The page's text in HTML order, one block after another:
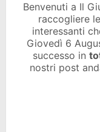
Benvenuti a Il
raccogliere
interessanti
Giovedì 6
successo in
nostri post